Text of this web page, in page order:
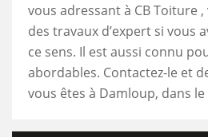
vous adressant à CB Toiture
des travaux d’expert si vous
ce sens. Il est aussi connu
abordables. Contactez-le et
vous êtes à Damloup, dans le